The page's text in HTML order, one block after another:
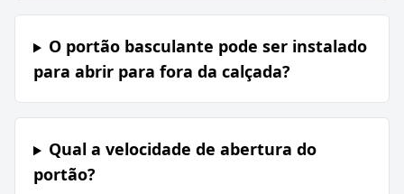
O portão basculante pode ser instalado
para abrir para fora da calçada?
Qual a velocidade de abertura do
portão?